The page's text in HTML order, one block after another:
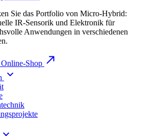
Sie das Portfolio von Micro-Hybrid:
IR-Sensorik und Elektronik für
Anwendungen in verschiedenen
Shop